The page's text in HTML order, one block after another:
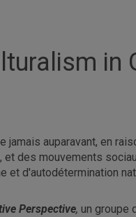
in
auparavant, en
des mouvements
et d'autodétermination
Perspective, un groupe